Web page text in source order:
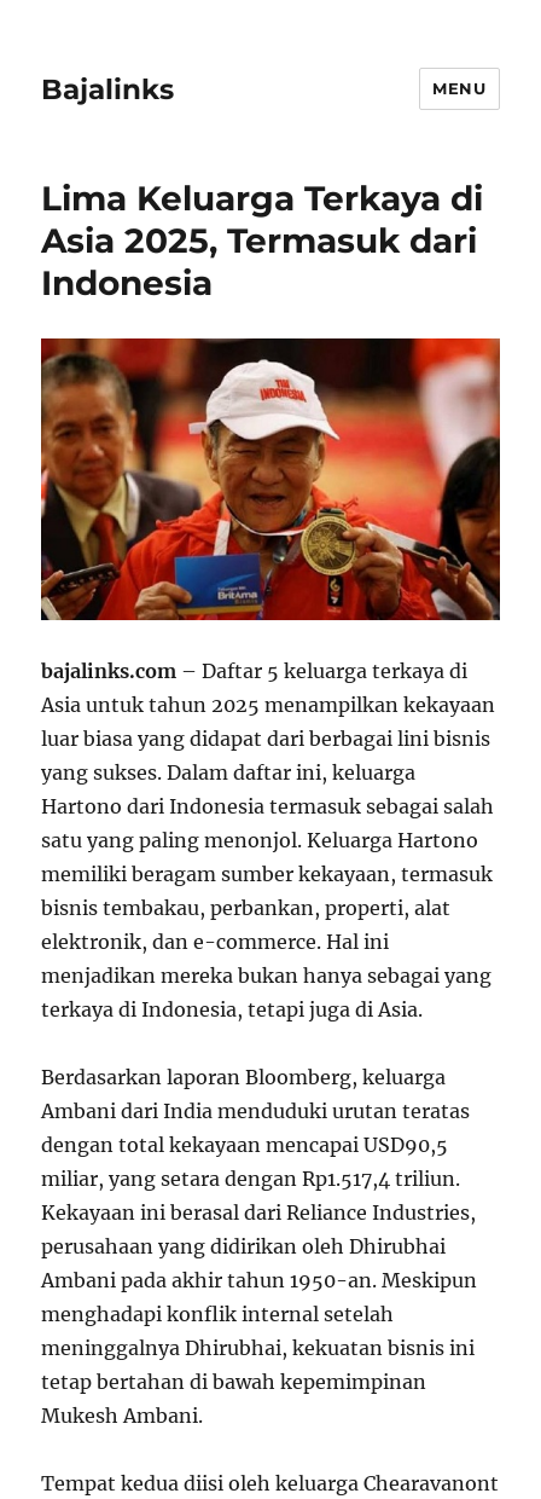
Bajalinks MENU
Lima Keluarga Terkaya di
Asia 2025, Termasuk dari
Indonesia
bajalinks.com – Daftar 5 keluarga terkaya di
Asia untuk tahun 2025 menampilkan kekayaan
luar biasa yang didapat dari berbagai lini bisnis
yang sukses. Dalam daftar ini, keluarga
Hartono dari Indonesia termasuk sebagai salah
satu yang paling menonjol. Keluarga Hartono
memiliki beragam sumber kekayaan, termasuk
bisnis tembakau, perbankan, properti, alat
elektronik, dan e-commerce. Hal ini
menjadikan mereka bukan hanya sebagai yang
terkaya di Indonesia, tetapi juga di Asia.
Berdasarkan laporan Bloomberg, keluarga
Ambani dari India menduduki urutan teratas
dengan total kekayaan mencapai USD90,5
miliar, yang setara dengan Rp1.517,4 triliun.
Kekayaan ini berasal dari Reliance Industries,
perusahaan yang didirikan oleh Dhirubhai
Ambani pada akhir tahun 1950-an. Meskipun
menghadapi konflik internal setelah
meninggalnya Dhirubhai, kekuatan bisnis ini
tetap bertahan di bawah kepemimpinan
Mukesh Ambani.
Tempat kedua diisi oleh keluarga Chearavanont